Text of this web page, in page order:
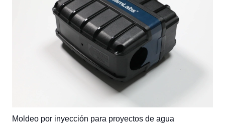
Moldeo por inyección para proyectos de agua